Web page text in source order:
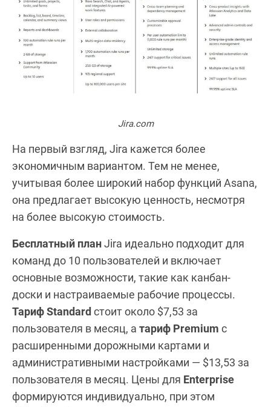
Jira.com
На первый взгляд, Jira кажется более
экономичным вариантом. Тем не менее,
учитывая более широкий набор функций Asana,
она предлагает высокую ценность, несмотря
на более высокую стоимость.
Бесплатный планJira идеально подходит для
команд до 10 пользователей и включает
основные возможности, такие как канбан-
доски и настраиваемые рабочие процессы.
Тариф Standardстоит около $7,53 за
пользователя в месяц, а тариф Premium с
расширенными дорожными картами и
административными настройками — $13,53 за
пользователя в месяц. Цены для Enterprise
формируются индивидуально, при этом